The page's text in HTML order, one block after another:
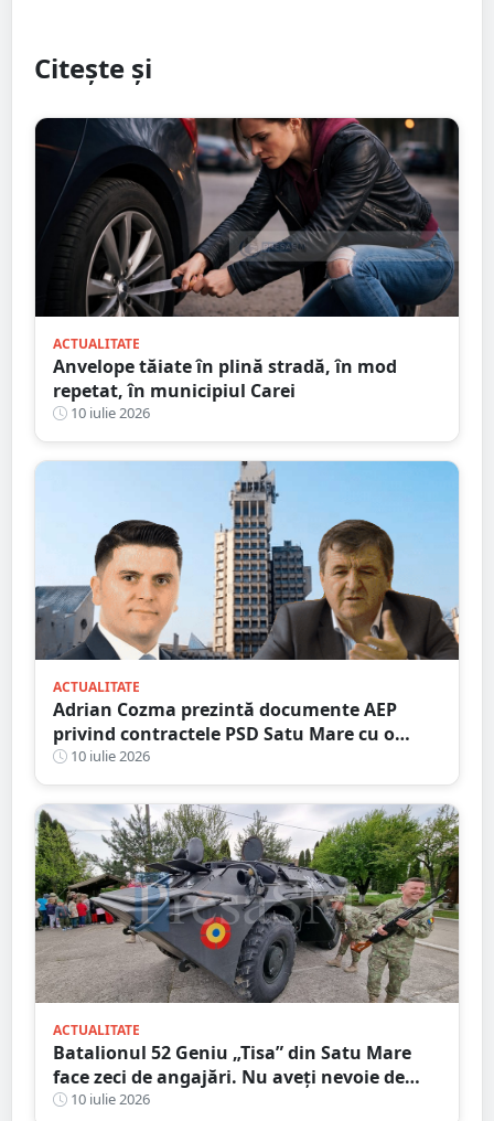
Citește și
ACTUALITATE
Anvelope tăiate în plină stradă, în mod
repetat, în municipiul Carei
10 iulie 2026
ACTUALITATE
Adrian Cozma prezintă documente AEP
privind contractele PSD Satu Mare cu o
firmă din familia Govor. Valoarea depășește
un milion de lei
10 iulie 2026
ACTUALITATE
Batalionul 52 Geniu „Tisa” din Satu Mare
face zeci de angajări. Nu aveți nevoie de
Bacalaureat, salar atractiv
10 iulie 2026